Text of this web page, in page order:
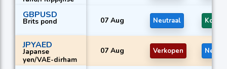
GBPUSD
Brits pond 07 Aug Neutraal Kopen
JPYAED
Japanse
yen/VAE-dirham
07 Aug Verkopen